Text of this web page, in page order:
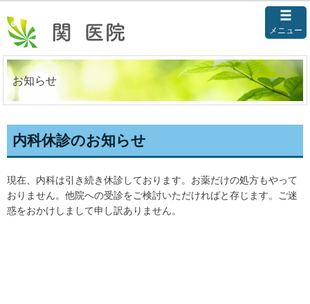
メニュー
お知らせ
内科休診のお知らせ
現在、内科は引き続き休診しております。お薬だけの処方もやって
おりません。他院への受診をご検討いただければと存じます。ご迷
惑をおかけしまして申し訳ありません。